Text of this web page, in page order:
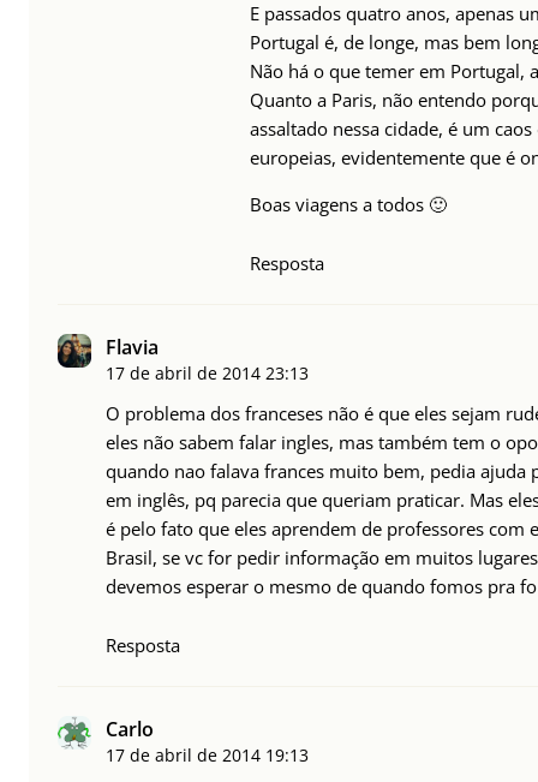
E passados quatro anos, apenas
Portugal é, de longe, mas bem
Não há o que temer em Portugal,
Quanto a Paris, não entendo
assaltado nessa cidade, é um
europeias, evidentemente que é
Boas viagens a todos 🙂
Resposta
Flavia
17 de abril de 2014 23:13
O problema dos franceses não é que eles sejam
eles não sabem falar ingles, mas também tem o
quando nao falava frances muito bem, pedia ajuda
em inglês, pq parecia que queriam praticar. Mas
é pelo fato que eles aprendem de professores com
Brasil, se vc for pedir informação em muitos
devemos esperar o mesmo de quando fomos pra
Resposta
Carlo
17 de abril de 2014 19:13